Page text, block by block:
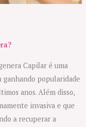
Capilar é uma
ganhando popularidade
anos. Além disso,
invasiva e que
a recuperar a